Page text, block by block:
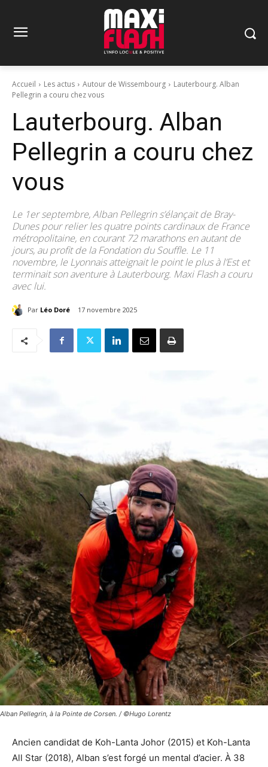
Accueil Les actus Autour de Wissembourg
Lauterbourg. Alban
Pellegrin a couru chez vous
Lauterbourg. Alban
Pellegrin a couru chez
vous
Le 1er septembre, Alban Pellegrin s’élançait de Bray-
Dunes pour relier les quatre points cardinaux de France
métropolitaine, en courant 72 marathons en autant de
jours, au profit de la Fondation du Souffle. Le 11
novembre, le Lyonnais atteignait le point le plus à l’Est et
terminait son aventure à Lauterbourg. Maxi Flash a couru
avec lui.
Par Léo Doré 17 novembre 2025
Alban Pellegrin, à la Pointe de Corsen. / ©Hugo Lorentz
Ancien candidat de Koh-Lanta Johor (2015) et Koh-Lanta
All Star (2018), Alban s’est forgé un mental d’acier. À 38